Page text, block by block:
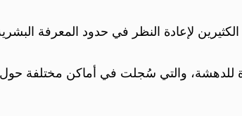
لإعادة النظر في حدود المعرفة
للدهشة، والتي سُجلت في أماكن مختلفة